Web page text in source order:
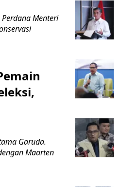
Perdana Menteri
Garuda.
Maarten